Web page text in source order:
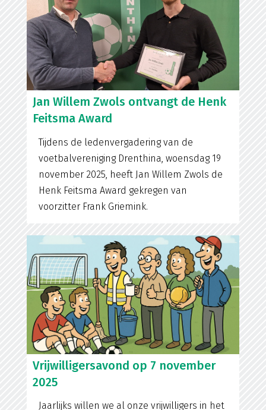
Jan Willem Zwols ontvangt de Henk
Feitsma Award
Tijdens de ledenvergadering van de
voetbalvereniging Drenthina, woensdag 19
november 2025, heeft Jan Willem Zwols de
Henk Feitsma Award gekregen van
voorzitter Frank Griemink.
Vrijwilligersavond op 7 november
2025
Jaarlijks willen we al onze vrijwilligers in het